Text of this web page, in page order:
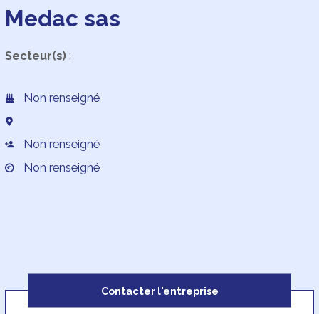
Medac sas
Secteur(s):
Non renseigné
Non renseigné
Non renseigné
Contacter l'entreprise